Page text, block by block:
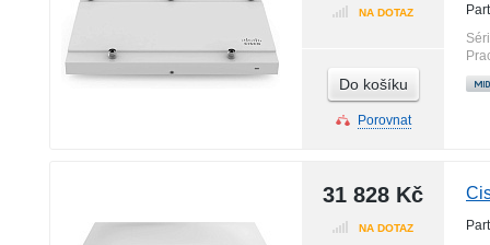
NA DOTAZ
Do košíku
Porovnat
31 828 Kč
NA DOTAZ